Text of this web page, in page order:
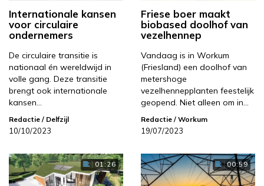
Internationale kansen
voor circulaire
ondernemers
De circulaire transitie is
nationaal én wereldwijd in
volle gang. Deze transitie
brengt ook internationale
kansen…
Redactie / Delfzijl
10/10/2023
Friese boer maakt
biobased doolhof van
vezelhennep
Vandaag is in Workum
(Friesland) een doolhof van
metershoge
vezelhennepplanten feestelijk
geopend. Niet alleen om in…
Redactie / Workum
19/07/2023
01:26 00:59